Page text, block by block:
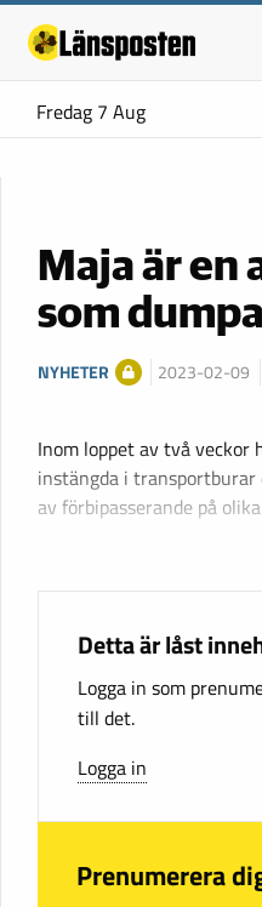
Fredag 7 Aug
Maja är en
som
NYHETER 2023-02-09
Inom loppet av två
instängda i
av förbipasserande på
Detta är låst
Logga in som
till det.
Logga in
Prenumerera